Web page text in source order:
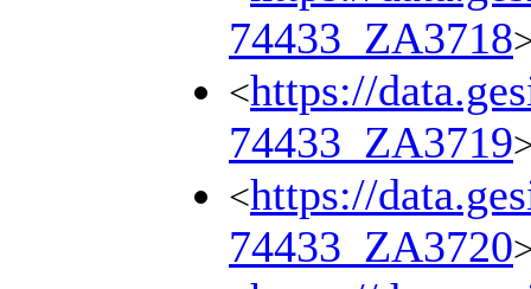
74433_ZA3718
<https://
74433_ZA3719
<https://
74433_ZA3720